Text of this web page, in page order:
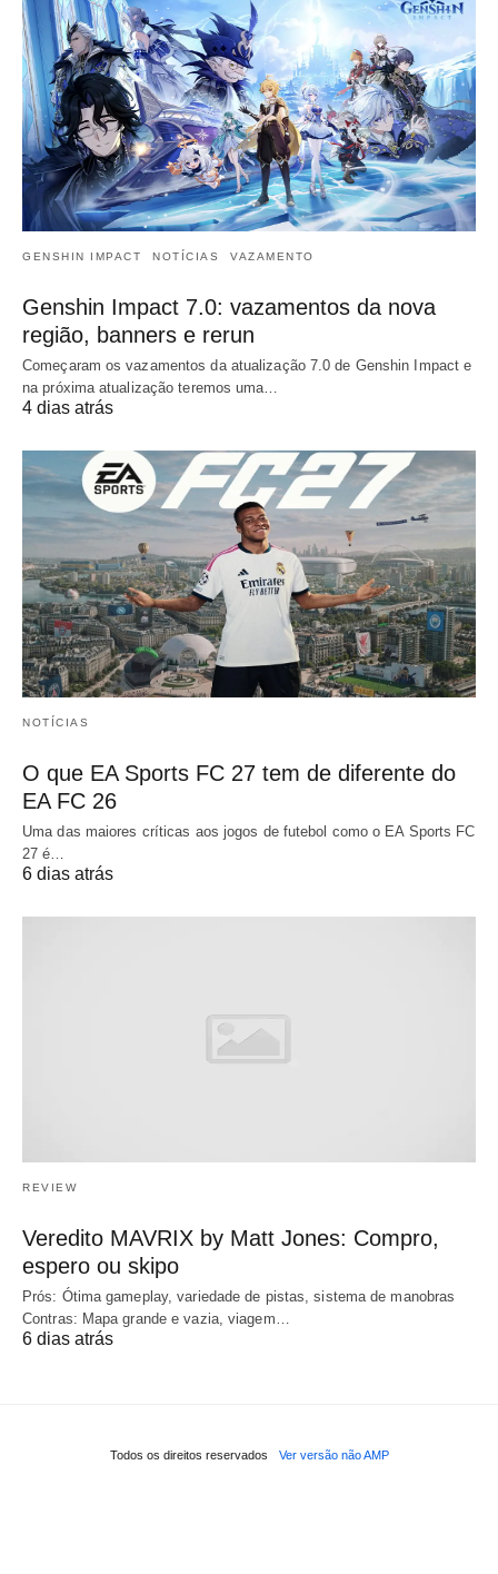
GENSHIN IMPACT NOTÍCIAS VAZAMENTO
Genshin Impact 7.0: vazamentos da nova
região, banners e rerun
Começaram os vazamentos da atualização 7.0 de Genshin Impact e
na próxima atualização teremos uma…
4 dias atrás
NOTÍCIAS
O que EA Sports FC 27 tem de diferente do
EA FC 26
Uma das maiores críticas aos jogos de futebol como o EA Sports FC
27 é…
6 dias atrás
REVIEW
Veredito MAVRIX by Matt Jones: Compro,
espero ou skipo
Prós: Ótima gameplay, variedade de pistas, sistema de manobras
Contras: Mapa grande e vazia, viagem…
6 dias atrás
Todos os direitos reservados Ver versão não AMP